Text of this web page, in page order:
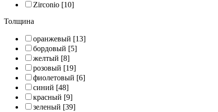
Zirconio [10]
Толщина
оранжевый [13]
бордовый [5]
желтый [8]
розовый [19]
фиолетовый [6]
синий [48]
красный [9]
зеленый [39]